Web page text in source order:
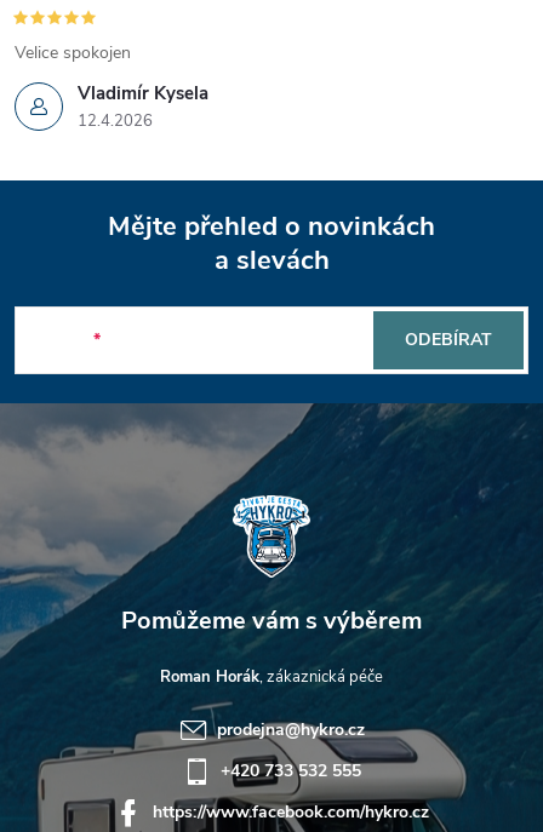
Vladimír Kysela
12.4.2026
Velice spokojen
p
a
t
í
Mějte přehled o novinkách
a slevách
ODEBÍRAT
Roman Horák
prodejna@hykro.cz
+420 733 532 555
https://www.facebook.com/hykro.cz